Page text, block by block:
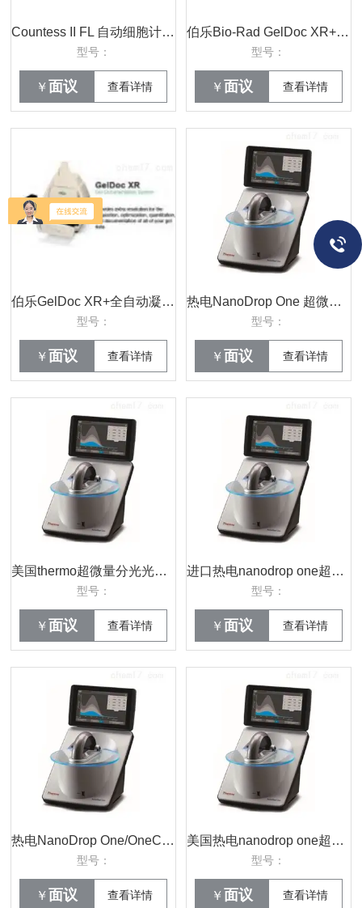
Countess II FL 自动细胞计数仪
型号：
￥ 面议 查看详情
伯乐Bio-Rad GelDoc XR+凝胶成像系统
型号：
￥ 面议 查看详情
伯乐GelDoc XR+全自动凝胶成像系统
型号：
￥ 面议 查看详情
热电NanoDrop One 超微量分光光度计
型号：
￥ 面议 查看详情
美国thermo超微量分光光度计NanoDrop One
型号：
￥ 面议 查看详情
进口热电nanodrop one超微量分光光度计
型号：
￥ 面议 查看详情
热电NanoDrop One/OneC 超微量分光光度计
型号：
￥ 面议 查看详情
美国热电nanodrop one超微量分光光度计
型号：
￥ 面议 查看详情